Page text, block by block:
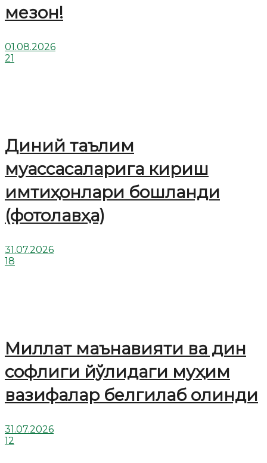
мезон!
01.08.2026
21
Диний таълим
муассасаларига кириш
имтиҳонлари бошланди
(фотолавҳа)
31.07.2026
18
Миллат маънавияти ва дин
софлиги йўлидаги муҳим
вазифалар белгилаб олинди
31.07.2026
12